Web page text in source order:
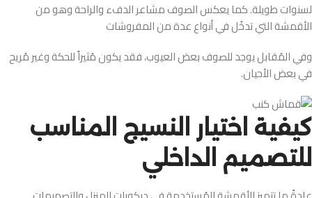
لسنوات طويلة. كما يعكس الصوف مشاعر الدفء والراحة وهو من
الأقمشة التي تدخُل في أنواع عدة من المفروشات
وفي المُقابل يوجد للصوف بعض العيوب، فقد يكون مُثيراً للحكة وغير مُريح
في بعض الأحيان.
كيفية اختيار النسيج المناسب
للتصميم الداخلي